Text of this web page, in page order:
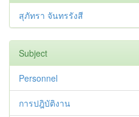
สุภัทรา จันทรรังสี
Subject
Personnel
การปฎิบัติงาน